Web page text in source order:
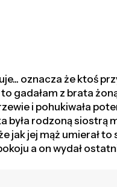
oznacza że ktoś
gadałam z brata
i pohukiwała
rodzoną siostrą
jak jej mąż umierał to
a on wydał